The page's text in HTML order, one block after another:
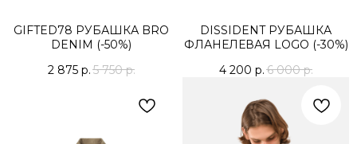
GIFTED78 РУБАШКА BRO
DENIM (-50%)
2 875 р.5 750 р.
DISSIDENT РУБАШКА
ФЛАНЕЛЕВАЯ LOGO (-30%)
4 200 р.6 000 р.